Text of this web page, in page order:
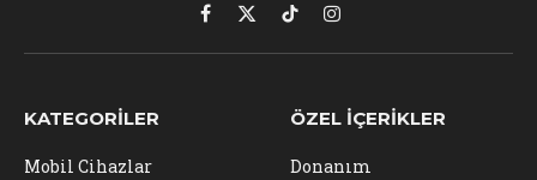
Facebook
X
(Twitter)
TikTokInstagram
KATEGORILER
Mobil Cihazlar
ÖZEL İÇERIKLER
Donanım